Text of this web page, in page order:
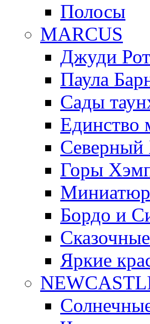
Полосы
MARCUS
Джуди
Паула
Сады
Единство
Северный
Горы
Бордо и
Яркие